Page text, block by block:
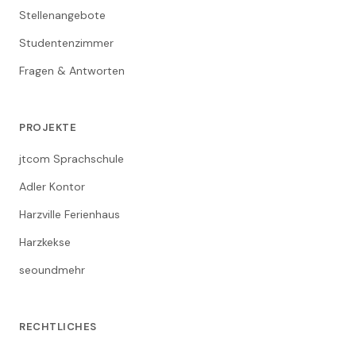
Stellenangebote
Studentenzimmer
Fragen & Antworten
PROJEKTE
jtcom Sprachschule
Adler Kontor
Harzville Ferienhaus
Harzkekse
seoundmehr
RECHTLICHES